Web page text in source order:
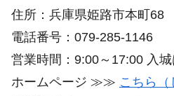
住所：兵庫県姫路市本町68
電話番号：079-285-1146
営業時間：9:00～17:00 入
ホームページ ≫≫ こちら（